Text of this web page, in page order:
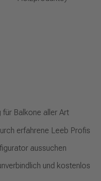
für Balkone aller Art
erfahrene Leeb Profis
aussuchen
und kostenlos